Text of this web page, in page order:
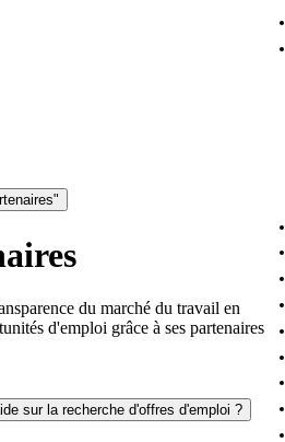
du marché du travail en
d'emploi grâce à ses partenaires
sur la recherche d'offres d'emploi ?